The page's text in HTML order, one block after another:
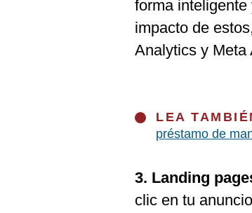
forma
impacto de
Analytics y Meta
LEA
préstamo de
3. Landing
clic en tu